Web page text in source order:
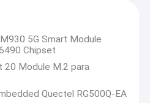
5G Smart Module
Chipset
20 Module M.2 para
Quectel RG500Q-EA